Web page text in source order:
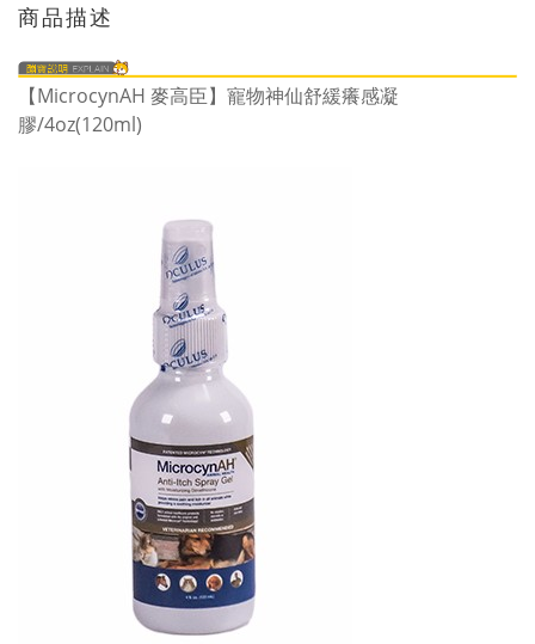
商品描述
【MicrocynAH 麥高臣】寵物神仙舒緩癢感凝
膠/4oz(120ml)